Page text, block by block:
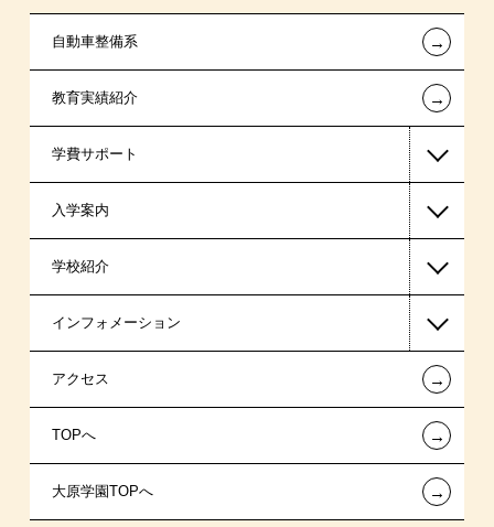
自動車整備系 ←
教育実績紹介 ←
学費サポート
高等教育の修学支援新制度
日本学生支援機構の奨学金
国の教育ローン
提携教育ローン
試験による特待生制度
資格・クラブ活動による特待生制度
入学案内
一般入学
AO入学
指定校推薦入学
特別推薦入学
推薦入学
学校紹介
在校生からあなたへ
夢を叶えた先輩たち
施設・研修所
学生マンションのご案内
インフォメーション
お知らせ・新着情報
在校生へのお知らせ
各種証明書の発行ご希望の方
アクセス ←
TOPへ ←
大原学園TOPへ ←